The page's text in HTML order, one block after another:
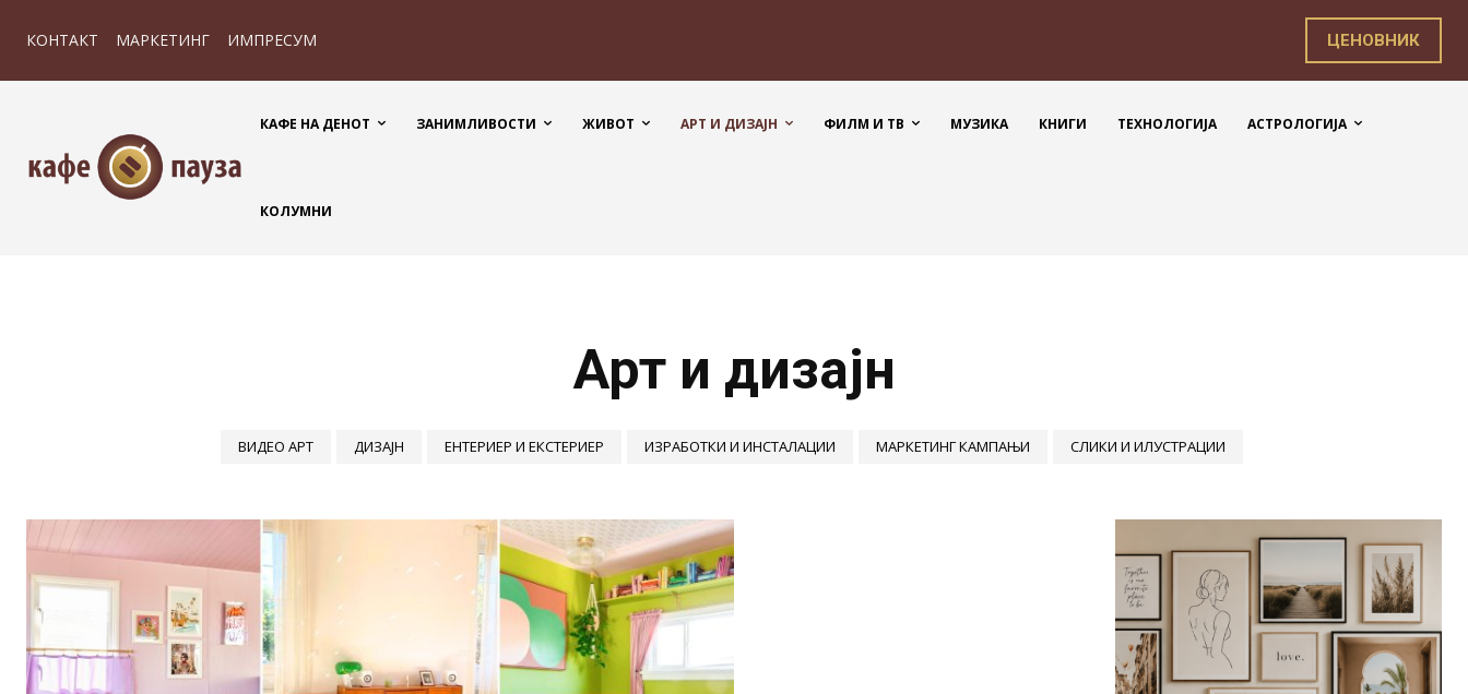
КОНТАКТ МАРКЕТИНГ ИМПРЕСУМ ЦЕНОВНИК
КАФЕ НА ДЕНОТ ЗАНИМЛИВОСТИ ЖИВОТ АРТ И ДИЗАЈН ФИЛМ И ТВ МУЗИКА КНИГИ ТЕХНОЛОГИЈА АСТРОЛОГИЈА
КОЛУМНИ
Арт и дизајн
ВИДЕО АРТ ДИЗАЈН ЕНТЕРИЕР И ЕКСТЕРИЕР ИЗРАБОТКИ И ИНСТАЛАЦИИ МАРКЕТИНГ КАМПАЊИ СЛИКИ И ИЛУСТРАЦИИ